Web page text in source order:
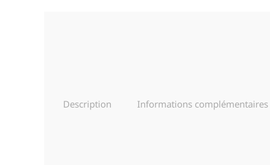
Description Informations complémentaires